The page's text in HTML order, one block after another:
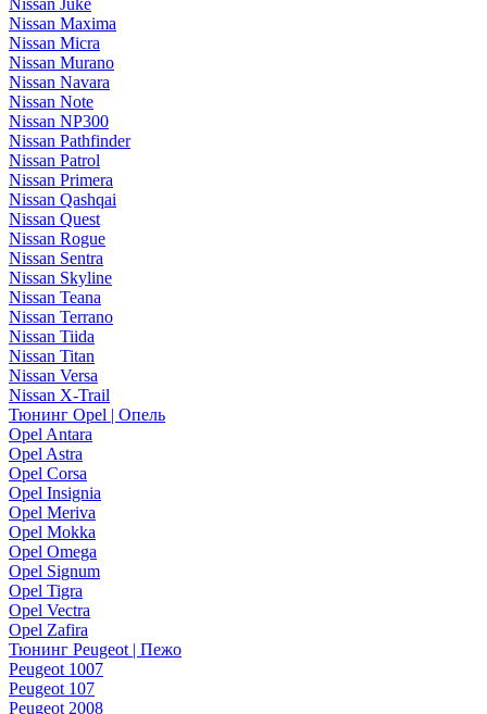
Nissan Juke
Nissan Maxima
Nissan Micra
Nissan Murano
Nissan Navara
Nissan Note
Nissan NP300
Nissan Pathfinder
Nissan Patrol
Nissan Primera
Nissan Qashqai
Nissan Quest
Nissan Rogue
Nissan Sentra
Nissan Skyline
Nissan Teana
Nissan Terrano
Nissan Tiida
Nissan Titan
Nissan Versa
Nissan X-Trail
Тюнинг Opel | Опель
Opel Antara
Opel Astra
Opel Corsa
Opel Insignia
Opel Meriva
Opel Mokka
Opel Omega
Opel Signum
Opel Tigra
Opel Vectra
Opel Zafira
Тюнинг Peugeot | Пежо
Peugeot 1007
Peugeot 107
Peugeot 2008